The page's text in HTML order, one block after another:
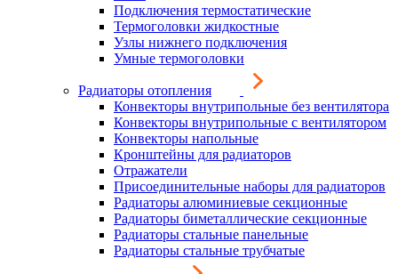
Подключения термостатические
Термоголовки жидкостные
Узлы нижнего подключения
Умные термоголовки
Радиаторы отопления
Конвекторы внутрипольные без вентилятора
Конвекторы внутрипольные с вентилятором
Конвекторы напольные
Кронштейны для радиаторов
Отражатели
Присоединительные наборы для радиаторов
Радиаторы алюминиевые секционные
Радиаторы биметаллические секционные
Радиаторы стальные панельные
Радиаторы стальные трубчатые